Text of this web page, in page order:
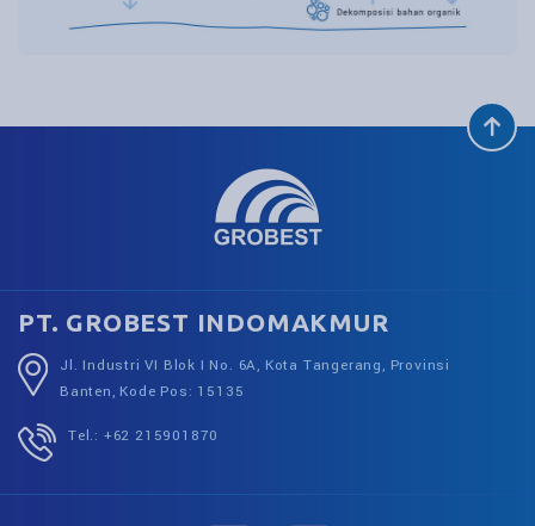
PT. GROBEST INDOMAKMUR
Jl. Industri VI Blok I No. 6A, Kota Tangerang, Provinsi
Banten, Kode Pos: 15135
Tel.: +62 215901870